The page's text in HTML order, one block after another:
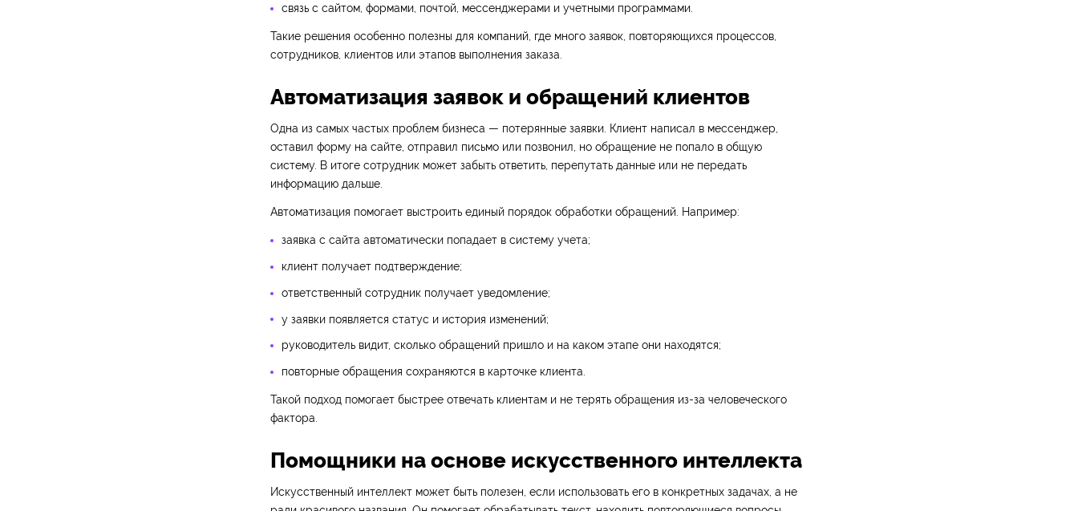
связь с сайтом, формами, почтой, мессенджерами и учетными программами.
Такие решения особенно полезны для компаний, где много заявок, повторяющихся процессов,
сотрудников, клиентов или этапов выполнения заказа.
Автоматизация заявок и обращений клиентов
Одна из самых частых проблем бизнеса — потерянные заявки. Клиент написал в мессенджер,
оставил форму на сайте, отправил письмо или позвонил, но обращение не попало в общую
систему. В итоге сотрудник может забыть ответить, перепутать данные или не передать
информацию дальше.
Автоматизация помогает выстроить единый порядок обработки обращений. Например:
заявка с сайта автоматически попадает в систему учета;
клиент получает подтверждение;
ответственный сотрудник получает уведомление;
у заявки появляется статус и история изменений;
руководитель видит, сколько обращений пришло и на каком этапе они находятся;
повторные обращения сохраняются в карточке клиента.
Такой подход помогает быстрее отвечать клиентам и не терять обращения из-за человеческого
фактора.
Помощники на основе искусственного интеллекта
Искусственный интеллект может быть полезен, если использовать его в конкретных задачах, а не